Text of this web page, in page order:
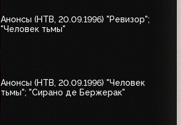
Анонсы (НТВ, 20.09.1996) "Ревизор";
"Человек тьмы"
Анонсы (НТВ, 20.09.1996) "Человек
тьмы"; "Сирано де Бержерак"